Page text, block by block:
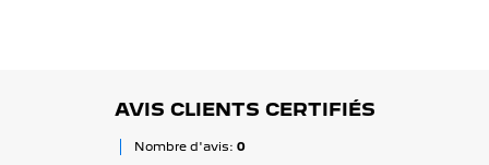
AVIS CLIENTS CERTIFIÉS
Nombre d'avis: 0